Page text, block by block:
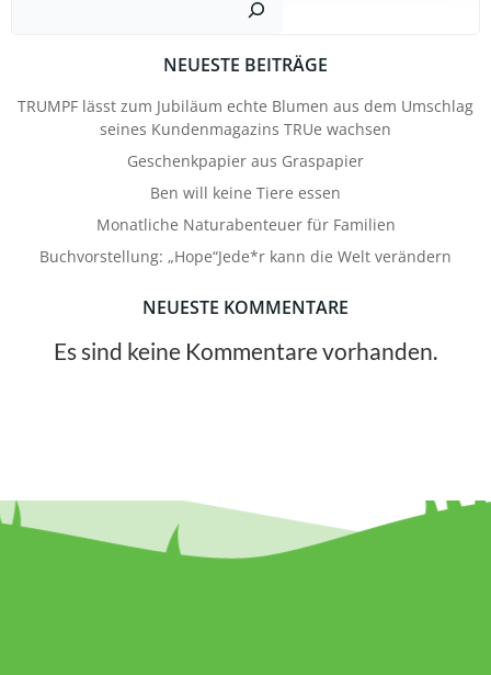
NEUESTE BEITRÄGE
TRUMPF lässt zum Jubiläum echte Blumen aus dem Umschlag
seines Kundenmagazins TRUe wachsen
Geschenkpapier aus Graspapier
Ben will keine Tiere essen
Monatliche Naturabenteuer für Familien
Buchvorstellung: „Hope“Jede*r kann die Welt verändern
NEUESTE KOMMENTARE
Es sind keine Kommentare vorhanden.